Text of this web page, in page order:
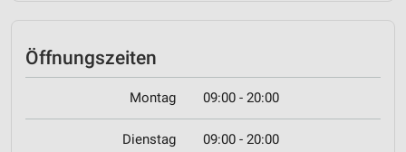
Öffnungszeiten
Montag 09:00 - 20:00
Dienstag 09:00 - 20:00